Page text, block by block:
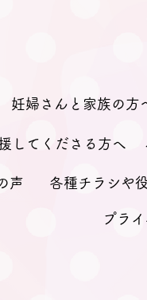
妊婦さんと家族の方
してくださる方へ
声 各種チラシや
プラ